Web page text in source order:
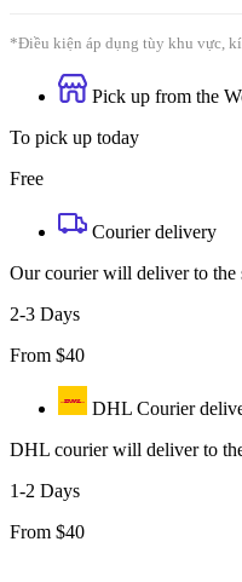
*Điều kiện áp dụng tùy khu vực,
Pick up from the
To pick up today
Free
Courier delivery
Our courier will deliver to the
2-3 Days
From $40
DHL Courier
DHL courier will deliver to
1-2 Days
From $40